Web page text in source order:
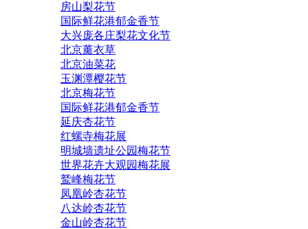
房山梨花节
国际鲜花港郁金香节
大兴庞各庄梨花文化节
北京薰衣草
北京油菜花
玉渊潭樱花节
北京梅花节
国际鲜花港郁金香节
延庆杏花节
红螺寺梅花展
明城墙遗址公园梅花节
世界花卉大观园梅花展
鹫峰梅花节
凤凰岭杏花节
八达岭杏花节
金山岭杏花节